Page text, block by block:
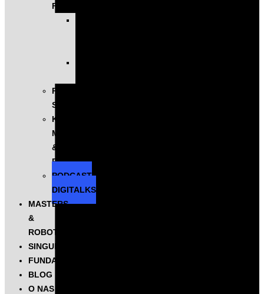
FIRM
PROGRAM
SINGULARITY
KONFERENCJA
MASTERS
&
ROBOTS
PODCAST
DIGITALKS
MASTERS
&
ROBOTS
SINGULARITY
FUNDACJA
BLOG
O NAS